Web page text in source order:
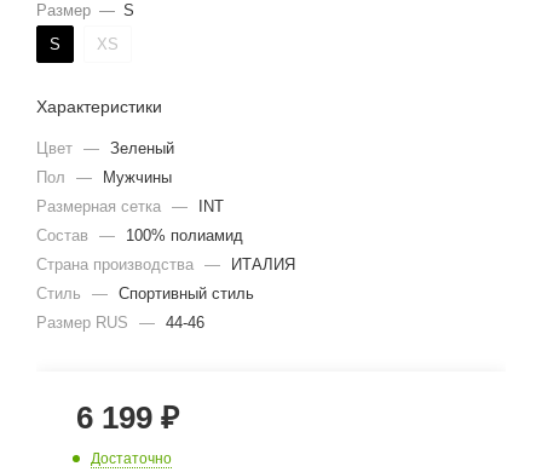
Размер — S
S
XS
Характеристики
Цвет — Зеленый
Пол
—
Мужчины
Размерная сетка —
INT
Состав
—
100% полиамид
Страна производства —
ИТАЛИЯ
Стиль
— Спортивный стиль
Размер RUS
— 44-46
6 199 ₽
Достаточно